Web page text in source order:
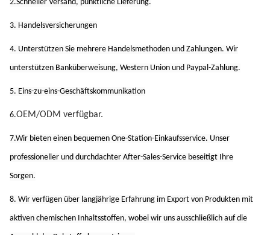
2.Schneller Versand, pünktliche Lieferung.
3. Handelsversicherungen
4. Unterstützen Sie mehrere Handelsmethoden und Zahlungen. Wir
unterstützen Banküberweisung, Western Union und Paypal-Zahlung.
5. Eins-zu-eins-Geschäftskommunikation
6.OEM/ODM verfügbar.
7.Wir bieten einen bequemen One-Station-Einkaufsservice. Unser
professioneller und durchdachter After-Sales-Service beseitigt Ihre
Sorgen.
8. Wir verfügen über langjährige Erfahrung im Export von Produkten mit
aktiven chemischen Inhaltsstoffen, wobei wir uns ausschließlich auf die